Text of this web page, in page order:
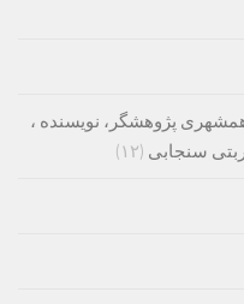
همشهری پژوهشگر، نویسنده ،
سنجابی (۱۲)